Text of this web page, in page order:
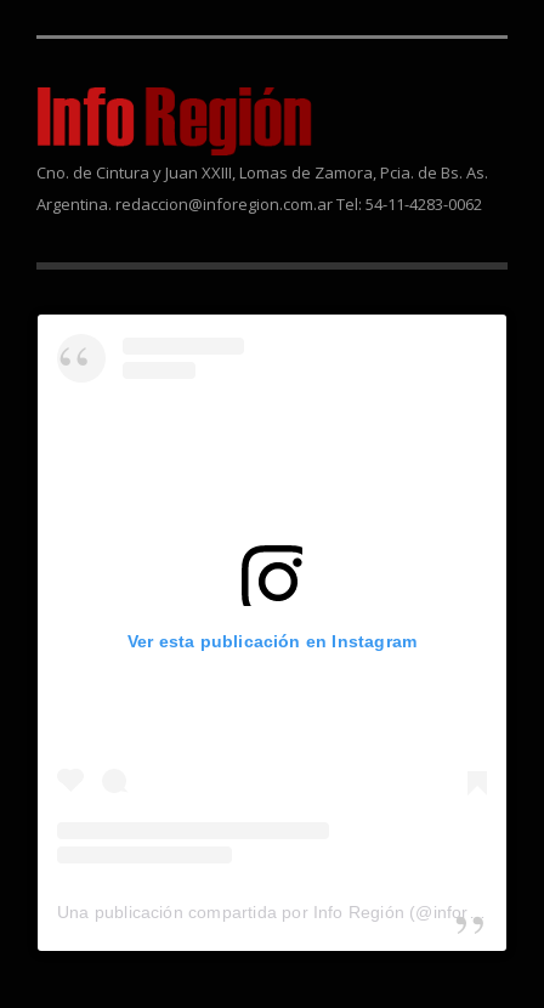
Cno. de Cintura y Juan XXIII, Lomas de Zamora, Pcia. de Bs. As.
Argentina. redaccion@inforegion.com.ar Tel: 54-11-4283-0062
Ver esta publicación en Instagram
Una publicación compartida por Info Región (@inforegion_redes)